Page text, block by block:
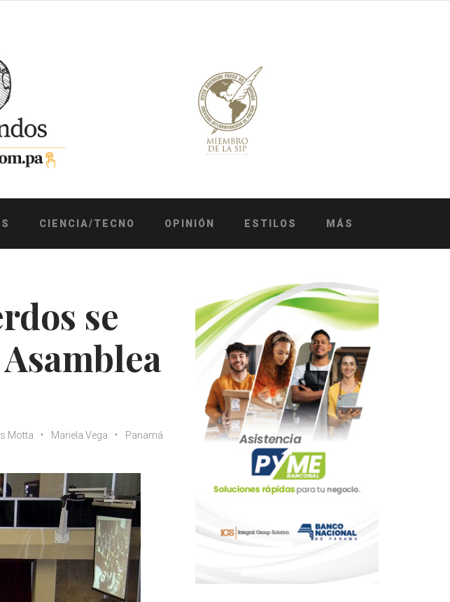
CIENCIA/TECNO OPINIÓN ESTILOS MÁS
se
Motta Mariela Vega
Panamá